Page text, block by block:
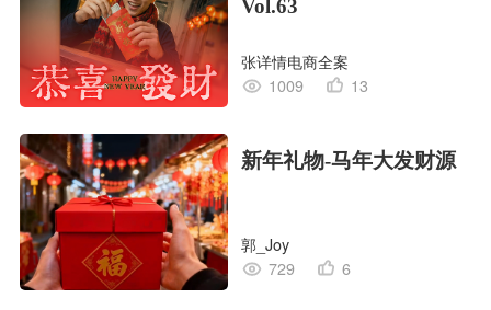
Vol.63
张详情电商全案
1009
13
新年礼物-马年大发财源
郭_Joy
729
6